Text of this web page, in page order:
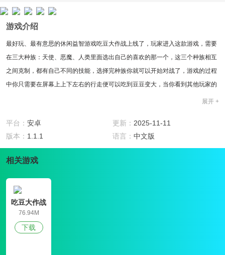
游戏介绍
最好玩、最有意思的休闲益智游戏吃豆大作战上线了，玩家进入这款游戏，需要
在三大种族：天使、恶魔、人类里面选出自己的喜欢的那一个，这三个种族相互
之间克制，都有自己不同的技能，选择完种族你就可以开始对战了，游戏的过程
中你只需要在屏幕上上下左右的行走便可以吃到豆豆变大，当你看到其他玩家的
时候，你还可以走过去吃它，不过要小心能克制你的种族，他或许能反吃了你。
1.游戏玩法简单易懂，几分钟就能轻易上手。
2.完整的社交体系，你可以在这里找到跟你一起玩这个游戏的好友。
3.百十种可爱、搞怪的皮肤任玩家挑选。
4.众多道具供玩家使用。
这款游戏无论是在搞笑奇葩的画面上，还是逗逼的游戏音效，都给了玩家一种搞
会分配到攻防辅三个身份，每个身份都有着不同的能力，在战斗的时候，运用自
己的策略能够将对方队伍吃到，还有60人大团战模式，你将和其他玩家在同一个
展开 +
平台： 安卓 更新： 2025-11-11
版本： 1.1.1 语言： 中文版
相关游戏
吃豆大作战
76.94M
下载